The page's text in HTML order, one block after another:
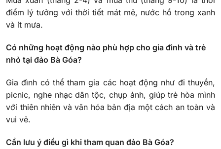
điểm lý tưởng với thời tiết mát mẻ, nước hồ trong xanh
và ít mưa.
Có những hoạt động nào phù hợp cho gia đình và trẻ
nhỏ tại đảo Bà Góa?
Gia đình có thể tham gia các hoạt động như đi thuyền,
picnic, nghe nhạc dân tộc, chụp ảnh, giúp trẻ hòa mình
với thiên nhiên và văn hóa bản địa một cách an toàn và
vui vẻ.
Cần lưu ý điều gì khi tham quan đảo Bà Góa?